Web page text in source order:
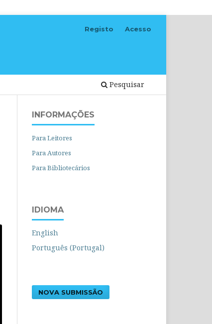
Pesquisar
Registo Acesso
INFORMAÇÕES
Para Leitores
Para Autores
Para Bibliotecários
IDIOMA
English
Português (Portugal)
NOVA SUBMISSÃO